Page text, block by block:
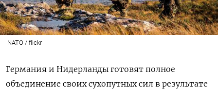
NATO / flickr
Германия и Нидерланды готовят полное
объединение своих сухопутных сил в результате